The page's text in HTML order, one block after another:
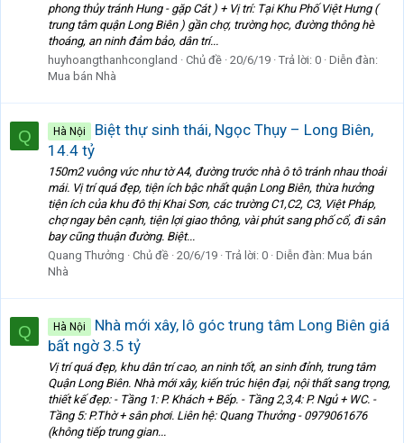
phong thủy tránh Hung - gặp Cát ) + Vị trí: Tại Khu Phố Việt Hưng (
trung tâm quận Long Biên ) gần chợ, trường học, đường thông hè
thoáng, an ninh đảm bảo, dân trí...
huyhoangthanhcongland
Chủ đề 20/6/19 Trả lời: 0 Diễn đàn:
Mua bán Nhà
Q Hà Nội
Biệt thự sinh thái, Ngọc Thụy – Long Biên,
14.4 tỷ
150m2 vuông vức như tờ A4, đường trước nhà ô tô tránh nhau thoải
mái. Vị trí quá đẹp, tiện ích bậc nhất quận Long Biên, thừa hưởng
tiện ích của khu đô thị Khai Sơn, các trường C1,C2, C3, Việt Pháp,
chợ ngay bên cạnh, tiện lợi giao thông, vài phút sang phố cổ, đi sân
bay cũng thuận đường. Biệt...
Quang Thưởng
Chủ đề 20/6/19 Trả lời: 0 Diễn đàn: Mua bán
Nhà
Q Hà Nội
Nhà mới xây, lô góc trung tâm Long Biên giá
bất ngờ 3.5 tỷ
Vị trí quá đẹp, khu dân trí cao, an ninh tốt, an sinh đỉnh, trung tâm
Quận Long Biên. Nhà mới xây, kiến trúc hiện đại, nội thất sang trọng,
thiết kế đẹp: - Tầng 1: P. Khách + Bếp. - Tầng 2,3,4: P. Ngủ + WC. -
Tầng 5: P.Thờ + sân phơi. Liên hệ: Quang Thưởng - 0979061676
(không tiếp trung gian...